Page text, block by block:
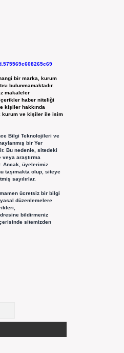
bir marka, kurum
bulunmamaktadır.
makaleler
haber niteliği
kişiler hakkında
kurum ve kişiler ile isim
Bilgi Teknolojileri ve
bir Yer
Bu nedenle, sitedeki
araştırma
Ancak, üyelerimiz
taşımakta olup, siteye
sayılırlar.
ücretsiz bir bilgi
düzenlemelere
bildirmeniz
sitemizden